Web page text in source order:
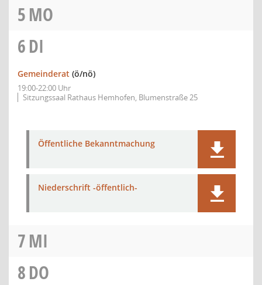
5MO
6DI
Gemeinderat (ö/nö)
19:00-22:00 Uhr
Sitzungssaal Rathaus Hemhofen, Blumenstraße 25
Öffentliche Bekanntmachung
Niederschrift -öffentlich-
7MI
8DO